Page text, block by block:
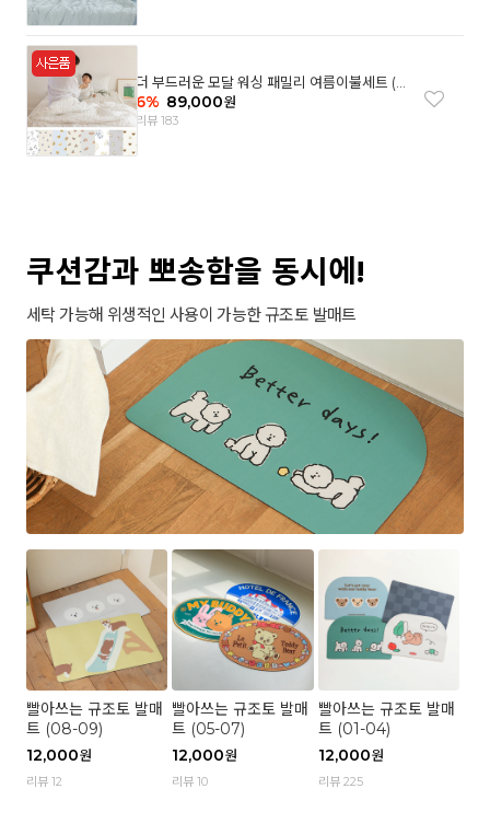
더 부드러운 모달 워싱 패밀리 여름이불세트 (8
컬러)
6% 89,000원
리뷰 183
쿠션감과 뽀송함을 동시에!
세탁 가능해 위생적인 사용이 가능한 규조토 발매트
빨아쓰는 규조토 발매
트 (08-09)
12,000원
리뷰 12
빨아쓰는 규조토 발매
트 (05-07)
12,000원
리뷰 10
빨아쓰는 규조토 발매
트 (01-04)
12,000원
리뷰 225